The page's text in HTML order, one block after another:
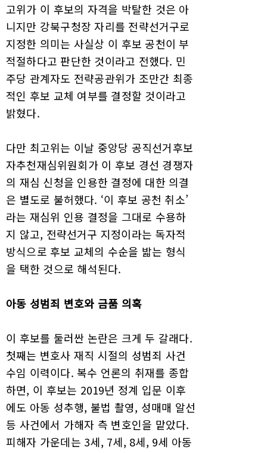
고위가 이 후보의 자격을 박탈한 것은 아
니지만 강북구청장 자리를 전략선거구로
지정한 의미는 사실상 이 후보 공천이 부
적절하다고 판단한 것이라고 전했다. 민
주당 관계자도 전략공관위가 조만간 최종
적인 후보 교체 여부를 결정할 것이라고
밝혔다.
다만 최고위는 이날 중앙당 공직선거후보
자추천재심위원회가 이 후보 경선 경쟁자
의 재심 신청을 인용한 결정에 대한 의결
은 별도로 불허했다. ‘이 후보 공천 취소’
라는 재심위 인용 결정을 그대로 수용하
지 않고, 전략선거구 지정이라는 독자적
방식으로 후보 교체의 수순을 밟는 형식
을 택한 것으로 해석된다.
아동 성범죄 변호와 금품 의혹
이 후보를 둘러싼 논란은 크게 두 갈래다.
첫째는 변호사 재직 시절의 성범죄 사건
수임 이력이다. 복수 언론의 취재를 종합
하면, 이 후보는 2019년 정계 입문 이후
에도 아동 성추행, 불법 촬영, 성매매 알선
등 사건에서 가해자 측 변호인을 맡았다.
피해자 가운데는 3세, 7세, 8세, 9세 아동